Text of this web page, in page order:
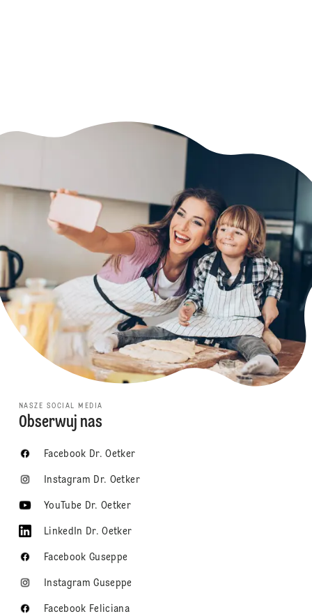
NASZE SOCIAL MEDIA
Obserwuj nas
Facebook Dr. Oetker
Instagram Dr. Oetker
YouTube Dr. Oetker
LinkedIn Dr. Oetker
Facebook Guseppe
Instagram Guseppe
Facebook Feliciana